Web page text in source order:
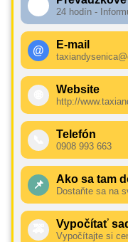
24 hodín -
@ E-mail
Website
http://
Telefón
0908 993 663
📌 Ako sa tam
Dostaňte sa na
Vypočítať
Vypočítajte si